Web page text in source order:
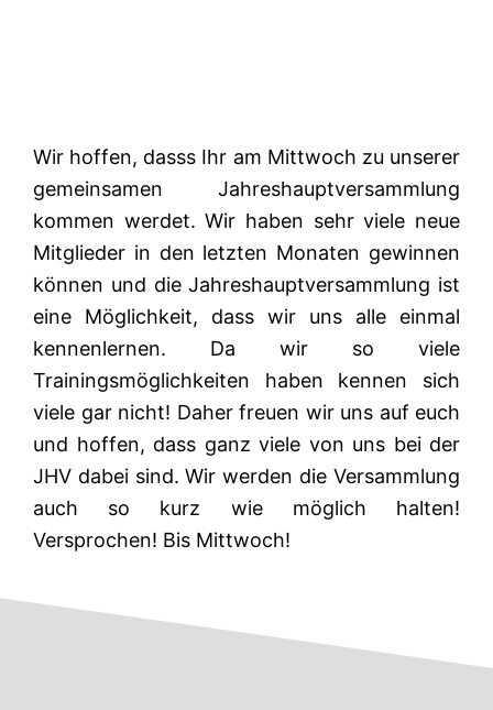
Wir hoffen, dasss Ihr am Mittwoch zu unserer
gemeinsamen Jahreshauptversammlung
kommen werdet. Wir haben sehr viele neue
Mitglieder in den letzten Monaten gewinnen
können und die Jahreshauptversammlung ist
eine Möglichkeit, dass wir uns alle einmal
kennenlernen. Da wir so viele
Trainingsmöglichkeiten haben kennen sich
viele gar nicht! Daher freuen wir uns auf euch
und hoffen, dass ganz viele von uns bei der
JHV dabei sind. Wir werden die Versammlung
auch so kurz wie möglich halten!
Versprochen! Bis Mittwoch!